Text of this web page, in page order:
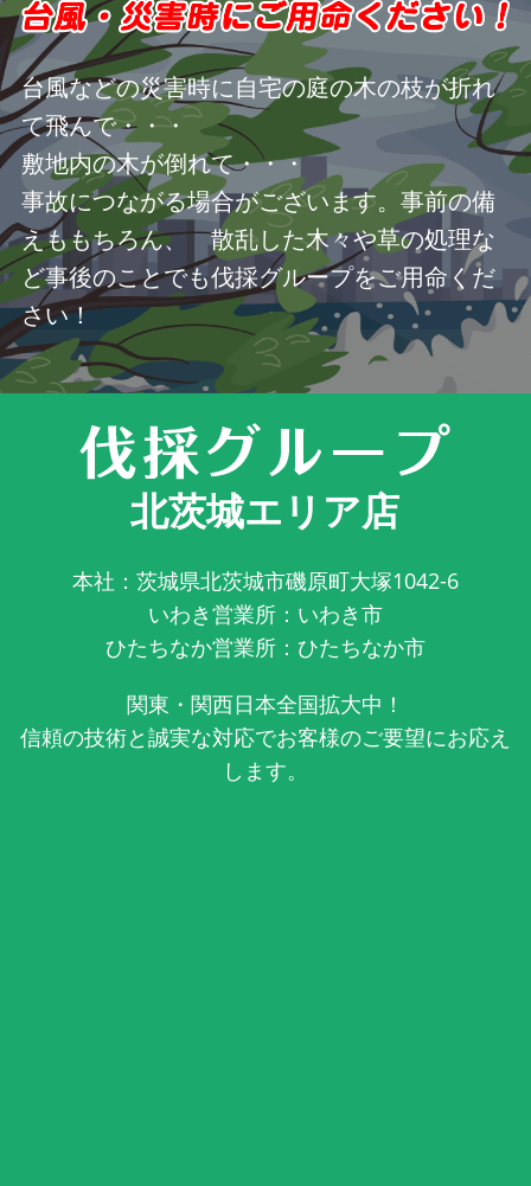
台風などの災害時に自宅の庭の木の枝が折れ
て飛んで・・・
敷地内の木が倒れて・・・
事故につながる場合がございます。事前の備
えももちろん、 散乱した木々や草の処理な
ど事後のことでも伐採グループをご用命くだ
さい！
北茨城エリア店
本社：茨城県北茨城市磯原町大塚1042-6
いわき営業所：いわき市
ひたちなか営業所：ひたちなか市
関東・関西日本全国拡大中！
信頼の技術と誠実な対応でお客様のご要望にお応え
します。